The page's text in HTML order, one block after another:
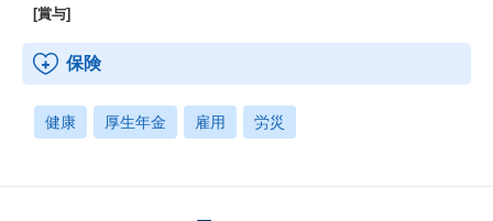
[賞与]
保険
健康 厚生年金 雇用 労災